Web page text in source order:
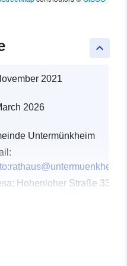
keyboard_arrow_up
2021
2026
Untermünkheim
Hohenloher Straße 33,